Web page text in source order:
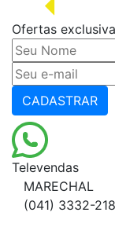
Ofertas
CADASTRAR
Televendas
MARECHAL
(041) 3332-